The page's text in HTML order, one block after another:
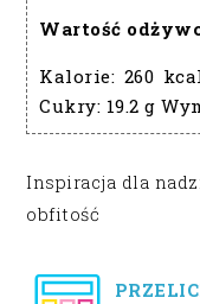
Wartość
Kalorie: 260
Cukry: 19.2 g
Inspiracja dla
obfitość